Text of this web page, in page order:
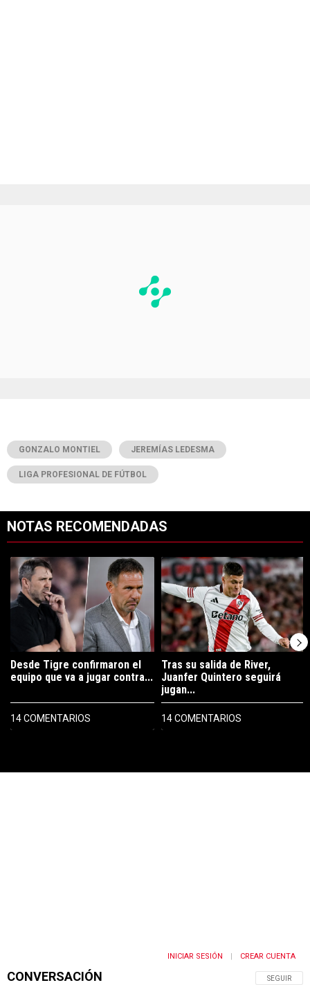
GONZALO MONTIEL JEREMÍAS LEDESMA
LIGA PROFESIONAL DE FÚTBOL
NOTAS RECOMENDADAS
Un artículo de tendencia con el título "Desde Tigre confirmaron el
Desde Tigre confirmaron el
equipo que va a jugar contra...
14 COMENTARIOS
Un artículo de tendencia con el
Tras su salida de River,
Juanfer Quintero seguirá
jugan...
14 COMENTARIOS
CONVERSACIÓN SIGA ESTA
SEGUIR
INICIAR SESIÓN CREAR CUENTA